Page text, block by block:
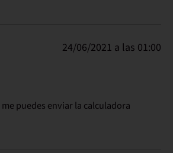
24/06/2021 a las 01:00
puedes enviar la calculadora